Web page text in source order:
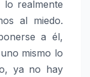
lo realmente
al miedo.
a él,
mismo lo
ya no hay